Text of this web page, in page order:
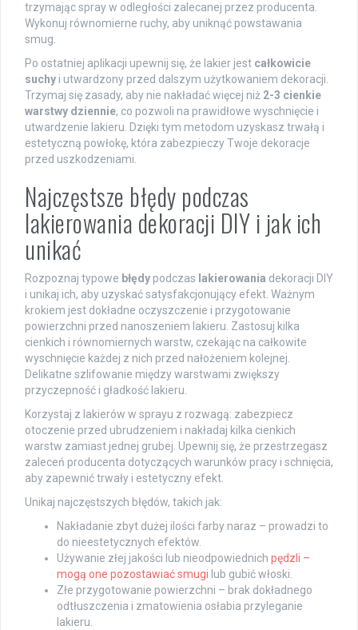
trzymając spray w odległości zalecanej przez producenta.
Wykonuj równomierne ruchy, aby uniknąć powstawania
smug.
Po ostatniej aplikacji upewnij się, że lakier jest całkowicie
suchy i utwardzony przed dalszym użytkowaniem dekoracji.
Trzymaj się zasady, aby nie nakładać więcej niż 2-3 cienkie
warstwy dziennie, co pozwoli na prawidłowe wyschnięcie i
utwardzenie lakieru. Dzięki tym metodom uzyskasz trwałą i
estetyczną powłokę, która zabezpieczy Twoje dekoracje
przed uszkodzeniami.
Najczęstsze błędy podczas
lakierowania dekoracji DIY i jak ich
unikać
Rozpoznaj typowe błędy podczas lakierowania dekoracji DIY
i unikaj ich, aby uzyskać satysfakcjonujący efekt. Ważnym
krokiem jest dokładne oczyszczenie i przygotowanie
powierzchni przed nanoszeniem lakieru. Zastosuj kilka
cienkich i równomiernych warstw, czekając na całkowite
wyschnięcie każdej z nich przed nałożeniem kolejnej.
Delikatne szlifowanie między warstwami zwiększy
przyczepność i gładkość lakieru.
Korzystaj z lakierów w sprayu z rozwagą: zabezpiecz
otoczenie przed ubrudzeniem i nakładaj kilka cienkich
warstw zamiast jednej grubej. Upewnij się, że przestrzegasz
zaleceń producenta dotyczących warunków pracy i schnięcia,
aby zapewnić trwały i estetyczny efekt.
Unikaj najczęstszych błędów, takich jak:
Nakładanie zbyt dużej ilości farby naraz – prowadzi to
do nieestetycznych efektów.
Używanie złej jakości lub nieodpowiednich pędzli –
mogą one pozostawiać smugi lub gubić włoski.
Złe przygotowanie powierzchni – brak dokładnego
odtłuszczenia i zmatowienia osłabia przyleganie
lakieru.